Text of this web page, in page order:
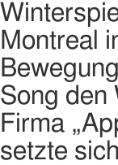
Montreal
Song den
Firma
setzte